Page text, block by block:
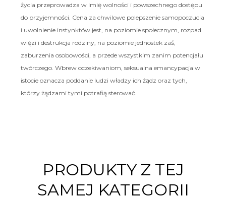
życia przeprowadza w imię wolności i powszechnego dostępu
do przyjemności. Cena za chwilowe polepszenie samopoczucia
i uwolnienie instynktów jest, na poziomie społecznym, rozpad
więzi i destrukcja rodziny, na poziomie jednostek zaś,
zaburzenia osobowości, a przede wszystkim zanim potencjału
twórczego. Wbrew oczekiwaniom, seksualna emancypacja w
istocie oznacza poddanie ludzi władzy ich żądz oraz tych,
którzy żądzami tymi potrafią sterować.
PRODUKTY Z TEJ
SAMEJ KATEGORII